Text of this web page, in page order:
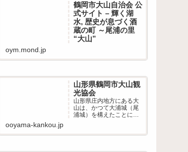
鶴岡市大山自治会 公
式サイト – 輝く湖
水, 歴史が息づく酒
蔵の町 ～尾浦の里
“大山”
oym.mond.jp
山形県鶴岡市大山観
光協会
山形県庄内地方にある大
山は、かつて大浦城（尾
浦城）を構えたことによ
す。職人の町・酒造りの
ooyama-kankou.jp